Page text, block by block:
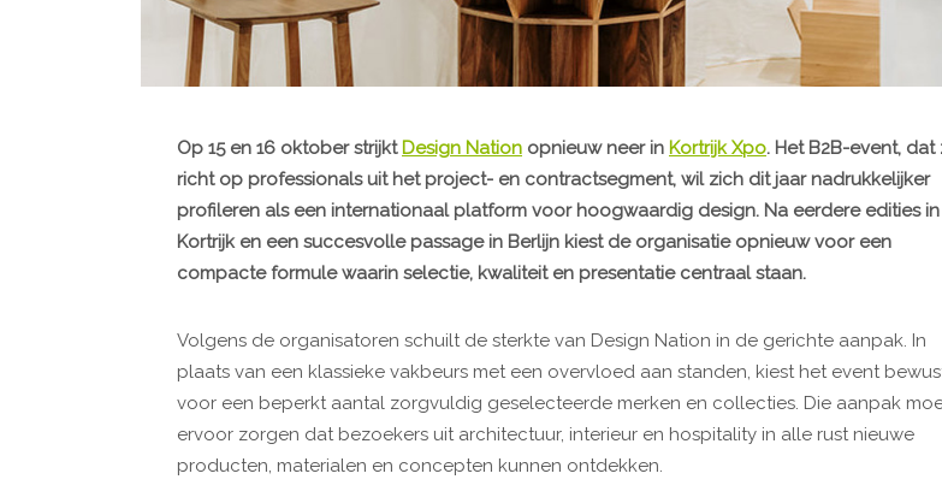
Op 15 en 16 oktober strijkt Design Nation opnieuw neer in Kortrijk Xpo. Het B2B-event, dat
richt op professionals uit het project- en contractsegment, wil zich dit jaar nadrukkelijker
profileren als een internationaal platform voor hoogwaardig design. Na eerdere edities in
Kortrijk en een succesvolle passage in Berlijn kiest de organisatie opnieuw voor een
compacte formule waarin selectie, kwaliteit en presentatie centraal staan.
Volgens de organisatoren schuilt de sterkte van Design Nation in de gerichte aanpak. In
plaats van een klassieke vakbeurs met een overvloed aan standen, kiest het event
voor een beperkt aantal zorgvuldig geselecteerde merken en collecties. Die aanpak
ervoor zorgen dat bezoekers uit architectuur, interieur en hospitality in alle rust nieuwe
producten, materialen en concepten kunnen ontdekken.